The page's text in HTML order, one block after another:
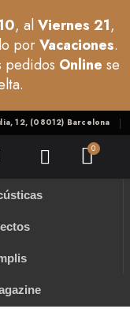
, alViernes 21,
porVacaciones.
pedidos Online se
12, (08012) Barcelona